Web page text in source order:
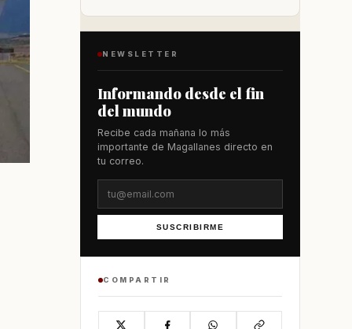
NEWSLETTER
Informando desde el fin
del mundo
Recibe cada mañana lo más
importante de Magallanes directo en
tu correo.
SUSCRIBIRME
COMPARTIR